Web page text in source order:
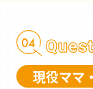
現役ママ